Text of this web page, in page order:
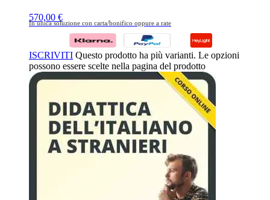
570,00 €
In unica soluzione con carta/bonifico oppure a rate
ISCRIVITI Questo prodotto ha più varianti. Le opzioni
possono essere scelte nella pagina del prodotto